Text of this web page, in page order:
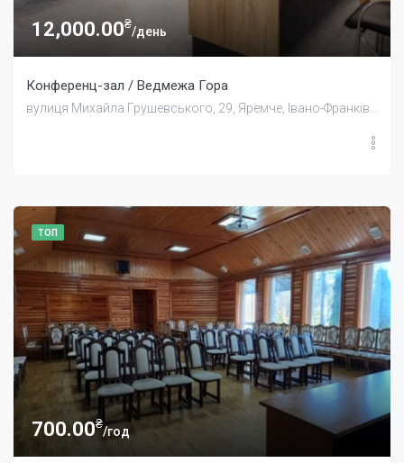
12,000.00₴
/день
Конференц-зал / Ведмежа Гора
ТОП
700.00₴
/год